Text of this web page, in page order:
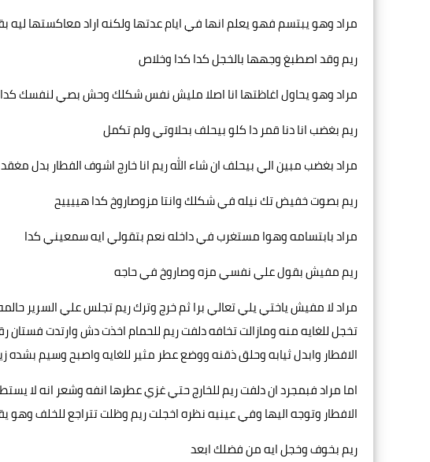
مراد وهو يبتسم فهو يعلم انها في ايام عدتها ولكنه اراد معاكستها
ريم وقد اصطبغ وجهها بالخجل كدا كدا وخلاص
مراد وهو يحاول اغاظتها انا اصلا مليش نفس شكلك وحش بصي لنفسك كدا
ريم بغضب انا دنا قمر دا كلو بيحلف بحلاوتي ولم تكمل
مراد بغضب مبين الي بيحلف ان شاء الله ريم انا خارج اشوف الفطار بدل
ريم بصوت خفيض تك نيله في شكلك وانتا مزوصاروخ كدا هييييح
مراد بابتسامه وهوا مستغرب في داخله نعم بتقولي ايه سمعيني كدا
ريم مفيش بقول علي نفسي مزه وصاروخ في حاجه
مراد لا مفيش ياختي يلي تعالي برا ثم خرج وترك ريم تجلس علي السرير
تخجل للغايه منه ومازالت تخافه دلفت ريم للحمام اخذت دش وارتدت فستان
الافطار وابدل ثيابه وحلق ذقنه ووضع عطر مثير للغايه واصبح وسيم بشده
اما مراد فبمجرد ان دلفت ريم للخارج حتي غزي عطرها انفه وشعر انه لا
الافطار وتوجه اليها وفي عينيه نظره اخجلت ريم وظلت تتراجع للخلف
ريم بخوف وخجل ايه من فضلك ابعد